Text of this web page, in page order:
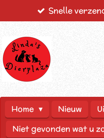
Snelle
Home Nieuw
Niet gevonden wat u